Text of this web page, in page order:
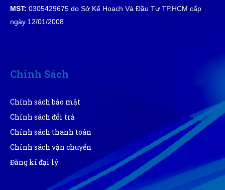
MST: 0305429675 do Sở Kế Hoạch Và Đầu Tư TP.HCM cấp
ngày 12/01/2008
Chính Sách
Chính sách bảo mật
Chính sách đổi trả
Chính sách thanh toán
Chính sách vận chuyển
Đăng kí đại lý